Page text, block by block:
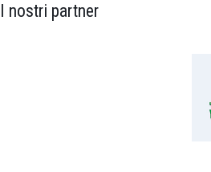
I nostri partner